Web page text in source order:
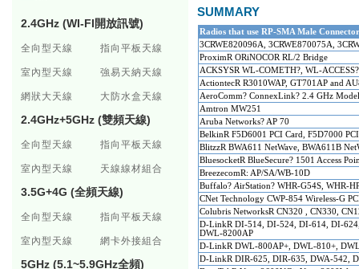
2.4GHz (WI-FI開放訊號)
全向型天線 指向平板天線
室內型天線 強易天納天線
網狀大天線 大防水盒天線
2.4GHz+5GHz (雙頻天線)
全向型天線 指向平板天線
室內型天線 天線線材組合
3.5G+4G (全頻天線)
全向型天線 指向平板天線
室內型天線 網卡外接組合
5GHz (5.1~5.9GHz全頻)
SUMMARY
Radios that use RP-SMA Male
3CRWE820096A, 3CRWE870075A,
ProximR ORiNOCOR RL/2 Bridge
ACKSYSR WL-COMETH?, WL-
ActiontecR R3010WAP, GT701AP and
AeroComm? ConnexLink? 2.4 GHz
Amtron MW251
Aruba Networks? AP 70
BelkinR F5D6001 PCI Card, F5D7000
BlitzzR BWA611 NetWave, BWA611B
BluesocketR BlueSecure? 1501 Access
BreezecomR: AP/SA/WB-10D
Buffalo?AirStation? WHR-G54S, WHR-
CNet Technology CWP-854 Wireless-G
Colubris NetworksR CN320 , CN330,
D-LinkR DI-514, DI-524, DI-614, DI-
DWL-8200AP
D-LinkR DWL-800AP+, DWL-810+,
D-LinkR DIR-625, DIR-635, DWA-542,